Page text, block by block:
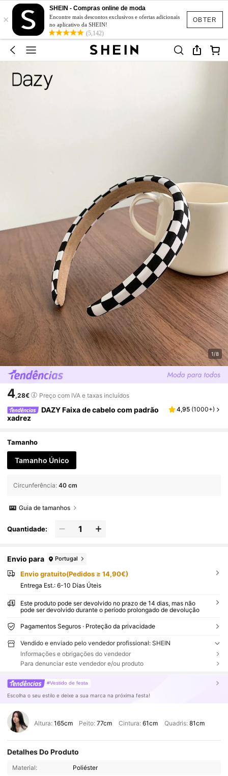
OBTER
×
SHEIN - Compras online de moda
Encontre mais descontos exclusivos e ofertas adicionais
no aplicativo da SHEIN!
(5,142)
1/8
4,28€ Preço com IVA e taxas incluídos
DAZY Faixa de cabelo com padrão
xadrez
4,95 (1000+)
Tamanho
Tamanho Único
Circunferência: 40 cm
Guia de tamanhos
Quantidade:
Envio para Portugal
Envio gratuito(Pedidos ≥ 14,90€)
Entrega Est.: 6-10 Dias Úteis
Este produto pode ser devolvido no prazo de 14 dias, mas não
pode ser devolvido durante o período prolongado de devolução
Pagamentos Seguros · Proteção da privacidade
Vendido e enviado pelo vendedor profissional: SHEIN
Informações e obrigações do vendedor
Para denunciar este vendedor e/ou produto
#Vestido de festa
Escolha o seu estilo e deixe a sua marca na próxima festa!
Altura: 165cm Peito:77cm Cintura: 61cm Quadris: 81cm
Detalhes Do Produto
Material: Poliéster